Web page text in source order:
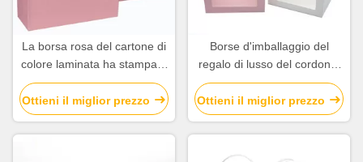
La borsa rosa del cartone di
colore laminata ha stampato
il lusso per la
compera/regalo
Ottieni il miglior prezzo
Borse d'imballaggio del
regalo di lusso del cordone,
sacco di carta del cartone
con la finestra trasparente
Ottieni il miglior prezzo